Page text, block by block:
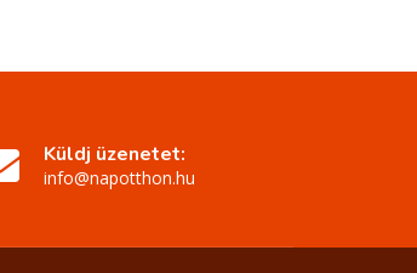
Küldj üzenetet:
info@napotthon.hu